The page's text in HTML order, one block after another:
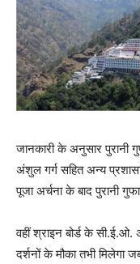
जानकारी के अनुसार पुरानी
अंशुल गर्ग सहित अन्य
पूजा अर्चना के बाद पुरानी
वहीं श्राइन बोर्ड के
दर्शनों के मौका तभी मिलेगा